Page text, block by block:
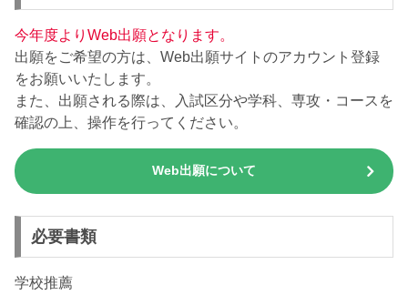
今年度よりWeb出願となります。
出願をご希望の方は、Web出願サイトのアカウント登録
をお願いいたします。
また、出願される際は、入試区分や学科、専攻・コースを
確認の上、操作を行ってください。
Web出願について
必要書類
学校推薦